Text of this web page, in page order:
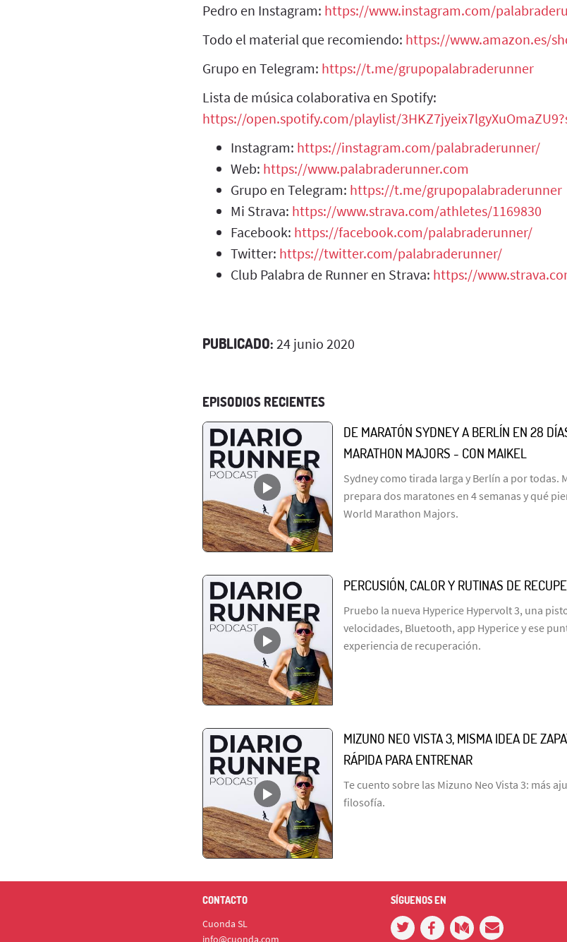
Pedro en Instagram: https://www.instagram.com/
Todo el material que recomiendo: https://www.amazon.es/
Grupo en Telegram: https://t.me/grupopalabraderunner
Lista de música colaborativa en Spotify:
https://open.spotify.com/playlist/
Instagram: https://instagram.com/palabraderunner/
Web: https://www.palabraderunner.com
Grupo en Telegram: https://t.me/grupopalabraderunner
Mi Strava: https://www.strava.com/athletes/1169830
Facebook: https://facebook.com/palabraderunner/
Twitter: https://twitter.com/palabraderunner/
Club Palabra de Runner en Strava: https://
PUBLICADO: 24 junio 2020
EPISODIOS RECIENTES
DE MARATÓN SYDNEY A BERLÍN EN 28
MARATHON MAJORS - CON MAIKEL
Sydney como tirada larga y Berlín a por todas.
prepara dos maratones en 4 semanas y qué
World Marathon Majors.
PERCUSIÓN, CALOR Y RUTINAS DE
Pruebo la nueva Hyperice Hypervolt 3, una
velocidades, Bluetooth, app Hyperice y ese
experiencia de recuperación.
MIZUNO NEO VISTA 3, MISMA IDEA DE
RÁPIDA PARA ENTRENAR
Te cuento sobre las Mizuno Neo Vista 3: más
filosofía.
CONTACTO
Cuonda SL
info@cuonda.com
SÍGUENOS EN